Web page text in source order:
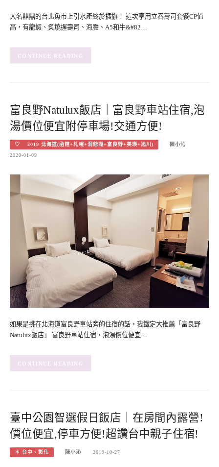
大名鼎鼎的台北魚市上引水產終於插旗！ 這次享用立吞壽司套餐CP值
高，有龍蝦、炙燒握壽司、海膽、A5和牛&#82…
CONTINUE READING
富良野Natulux飯店｜富良野車站住宿,泡
湯價位便宜附停車場!交通方便!
♡ 2019 北海道(函館+札幌+洞爺湖+富良野+美瑛+旭川)
陳小沁
2020-01-09
如果是挑在北海道富良野車站旁的住宿的話，我鐵定大推薦「富良野
Natulux飯店」 富良野車站住宿，泡湯價位便宜…
CONTINUE READING
臺中公園智選假日飯店｜在房間內露營!
價位便宜,停車方便!超讚台中親子住宿!
＊ 台中、彰化 陳小沁 2019-10-27